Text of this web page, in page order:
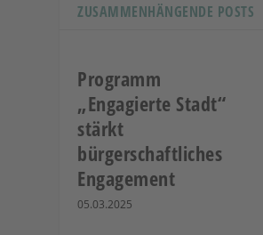
ZUSAMMENHÄNGENDE POSTS
Programm
„Engagierte Stadt“
stärkt
bürgerschaftliches
Engagement
05.03.2025